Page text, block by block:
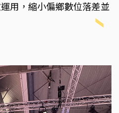
用，縮小偏鄉數位落差並